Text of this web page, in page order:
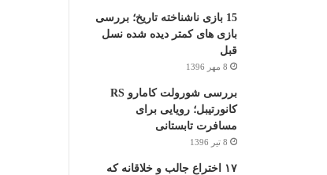
15 بازی ناشناخته تاریخ؛ بررسی
بازی های کمتر دیده شده نسل
قبل
8 مهر 1396
بررسی شورولت کامارو RS
کانورتیبل؛ رویایی برای
مسافرت تابستانی
8 تیر 1396
۱۷ اختراع جالب و خلاقانه که